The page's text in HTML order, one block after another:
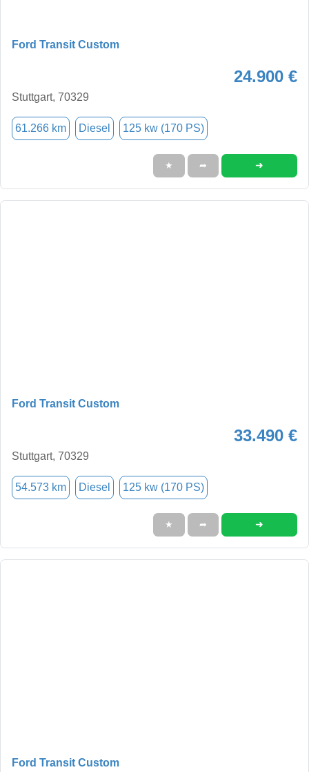
Ford Transit Custom
24.900 €
Stuttgart, 70329
61.266 km Diesel 125 kw (170 PS)
★ ➦ ➜
Ford Transit Custom
33.490 €
Stuttgart, 70329
54.573 km Diesel 125 kw (170 PS)
★ ➦ ➜
Ford Transit Custom